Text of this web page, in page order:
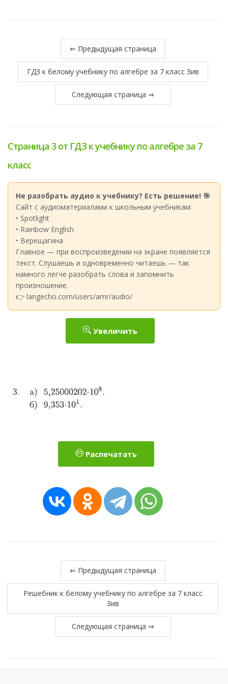
⇐ Предыдущая страница
ГДЗ к белому учебнику по алгебре за 7 класс Зив
Следующая страница ⇒
Страница 3 от ГДЗ к учебнику по алгебре за 7
класс
Не разобрать аудио к учебнику? Есть решение! 🎯
Сайт с аудиоматериалами к школьным учебникам:
• Spotlight
• Rainbow English
• Верещагина
Главное — при воспроизведении на экране появляется
текст. Слушаешь и одновременно читаешь — так
намного легче разобрать слова и запомнить
произношение.
👉 langecho.com/users/amr/audio/
Увеличить
Распечатать
⇐ Предыдущая страница
Решебник к белому учебнику по алгебре за 7 класс
Зив
Следующая страница ⇒